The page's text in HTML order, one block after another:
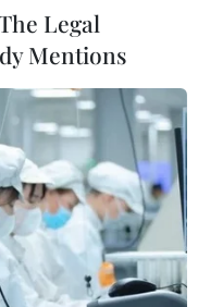
giới hạn của
Legal
Mentions